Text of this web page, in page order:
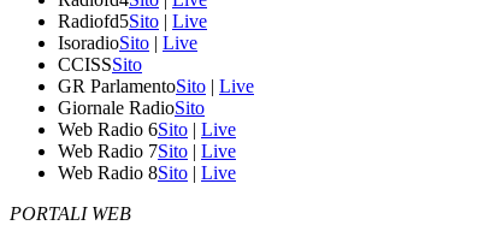
Radiofd5Sito | Live
IsoradioSito | Live
CCISSSito
GR ParlamentoSito | Live
Giornale RadioSito
Web Radio 6Sito | Live
Web Radio 7Sito | Live
Web Radio 8Sito | Live
PORTALI WEB